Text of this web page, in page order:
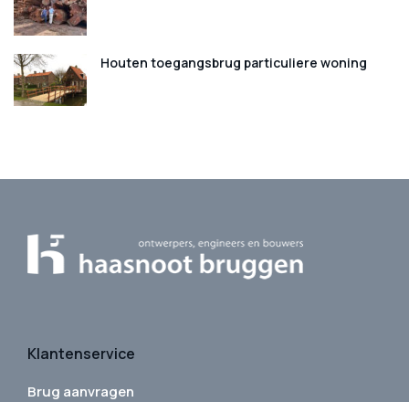
Houten toegangsbrug particuliere woning
Klantenservice
Brug aanvragen